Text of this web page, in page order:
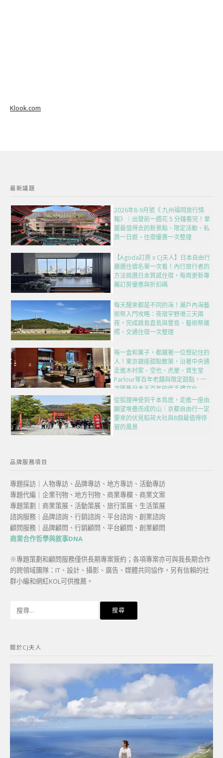
Klook.com
最新議題
2026年8-9月號《 九州福岡旅行情
報》｜出發前一週花 5 分鐘看完！掌
握最值得去的新景點、限定活動、私
房一日遊、住宿優惠一次整理
【Agoda訂房 x CJ夫人】日本自由行
嚴選住宿名單一次看！內行旅行者的
方法挑選日本質感住宿，每周更新專
屬訂房優惠與折扣碼
每天醒來都是不同的海！瀨戶內海藝
術祭入門攻略：夜宿宇野港三天兩
夜，完成跳島直島與豐島、藝術祭護
照、交通住宿一次整理
每一盒和菓子，都藏著一位想記住的
人！東京銀座甜點散策，沿著中央通
走進木村家、空也、虎屋、資生堂
Parlour等百年老舖與限定甜點，一
次匯集日本五百年的伴手禮文化
從狐狸神使到千本鳥居，走進一座由
願望堆疊而成的山｜京都自由行一定
要來的伏見稻荷大社與8個最值得停
留的風景
品牌服務項目
專題採訪｜人物專訪、品牌專訪、地方專訪、活動專訪
專題代編｜企業刊物、地方刊物、商業專欄、商業文案
專題策劃｜商業策展、活動策展、旅行策展、生活策展
諮詢服務｜品牌諮詢、行銷諮詢、平台諮詢、創業諮詢
顧問服務｜品牌顧問、行銷顧問、平台顧問、創業顧問
商業合作哲學與敘事DNA
※專題策劃和顧問服務僅供長期專案簽約；各項專案亦可與我長期合作
的跨領域團隊：IT、設計、攝影、廣告、媒體共同協作，另有信賴的社
群小編和網紅KOL可供推薦。
字:
關於CJ夫人